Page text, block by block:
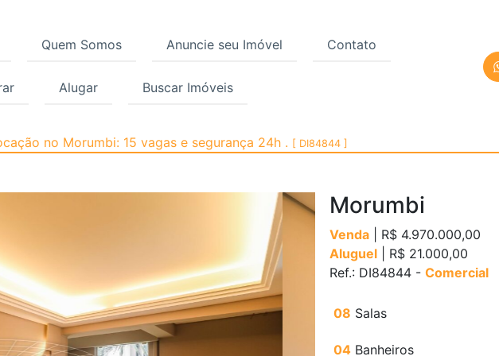
Quem Somos Anuncie seu Imóvel Contato
Alugar Buscar Imóveis
São Paulo | Cód:
no Morumbi: 15 vagas e segurança 24h . [ DI84844 ]
Morumbi
Venda | R$ 4.970.000,00
Aluguel | R$ 21.000,00
Ref.: DI84844 - Comercial
08 Salas
04 Banheiros